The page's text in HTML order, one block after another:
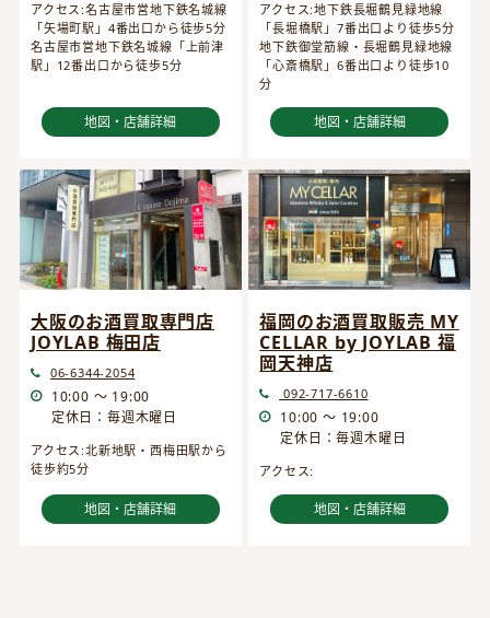
アクセス:名古屋市営地下鉄名城線
「矢場町駅」4番出口から徒歩5分
名古屋市営地下鉄名城線「上前津
駅」12番出口から徒歩5分
地図・店舗詳細
アクセス:地下鉄長堀鶴見緑地線
「長堀橋駅」7番出口より徒歩5分
地下鉄御堂筋線・長堀鶴見緑地線
「心斎橋駅」6番出口より徒歩10
分
地図・店舗詳細
大阪のお酒買取専門店
JOYLAB 梅田店
06-6344-2054
10:00 ～ 19:00
定休日：毎週木曜日
アクセス:北新地駅・西梅田駅から
徒歩約5分
地図・店舗詳細
福岡のお酒買取販売 MY
CELLAR by JOYLAB 福
岡天神店
092-717-6610
10:00 ～ 19:00
定休日：毎週木曜日
アクセス:
地図・店舗詳細